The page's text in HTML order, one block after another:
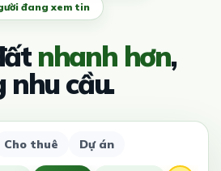
đang xem tin
nhanh hơn,
nhu cầu.
Cho thuê Dự án